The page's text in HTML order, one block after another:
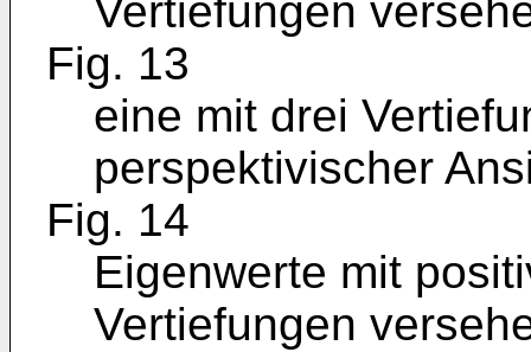
Vertiefungen
Fig. 13
eine mit drei
perspektivischer
Fig. 14
Eigenwerte mit
Vertiefungen